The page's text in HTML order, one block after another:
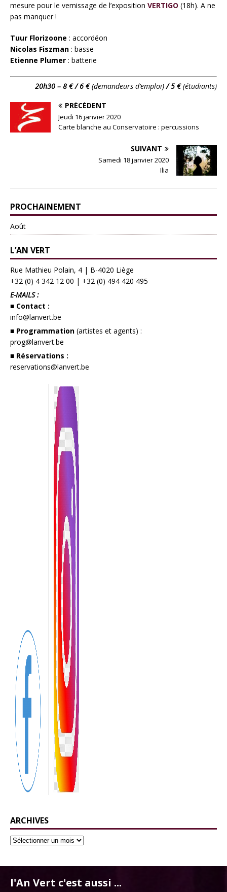
mesure pour le vernissage de l’exposition VERTIGO (18h). A ne
pas manquer !
Tuur Florizoone : accordéon
Nicolas Fiszman : basse
Etienne Plumer : batterie
20h30 – 8 € / 6 €(demandeurs d’emploi) / 5 €(étudiants)
PRÉCÉDENT
Jeudi 16 janvier 2020
Carte blanche au Conservatoire : percussions
SUIVANT
Samedi 18 janvier 2020
Ilia
PROCHAINEMENT
Août
L’AN VERT
Rue Mathieu Polain, 4 | B-4020 Liège
+32 (0) 4 342 12 00 | +32 (0) 494 420 495
E-MAILS :
■ Contact :
info@lanvert.be
■ Programmation (artistes et agents) :
prog@lanvert.be
■ Réservations :
reservations@lanvert.be
ARCHIVES
l'An Vert c'est aussi ...